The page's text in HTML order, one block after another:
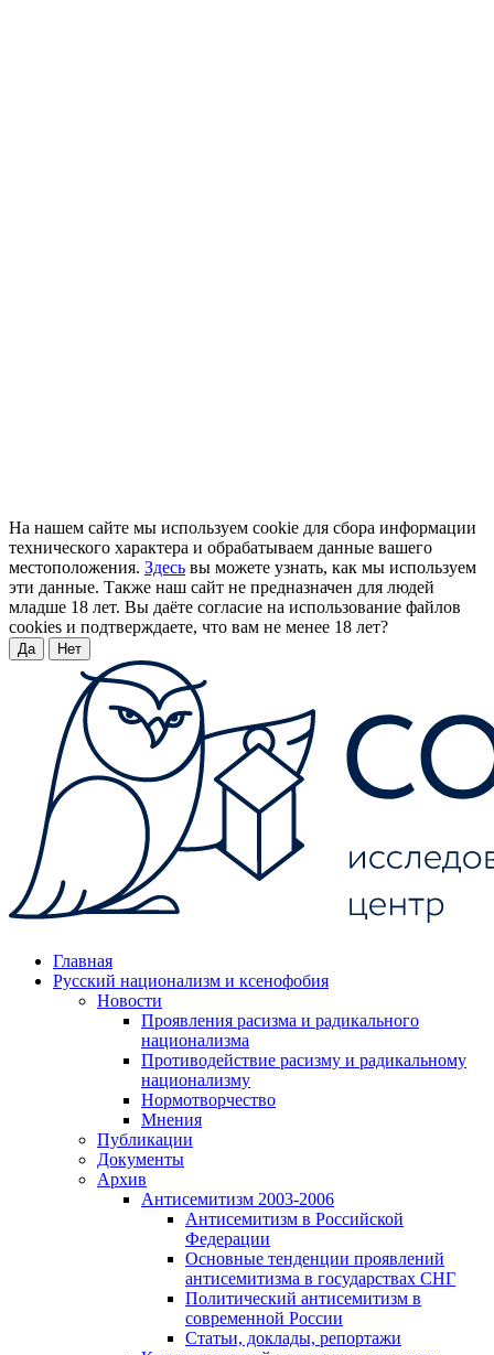
На нашем сайте мы используем cookie для сбора информации
технического характера и обрабатываем данные вашего
местоположения. Здесь вы можете узнать, как мы используем
эти данные. Также наш сайт не предназначен для людей
младше 18 лет. Вы даёте согласие на использование файлов
cookies и подтверждаете, что вам не менее 18 лет?
Да Нет
Главная
Русский национализм и ксенофобия
Новости
Проявления расизма и радикального
национализма
Противодействие расизму и радикальному
национализму
Нормотворчество
Мнения
Публикации
Документы
Архив
Антисемитизм 2003-2006
Антисемитизм в Российской
Федерации
Основные тенденции проявлений
антисемитизма в государствах СНГ
Политический антисемитизм в
современной России
Статьи, доклады, репортажи